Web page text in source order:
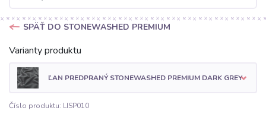
SPÄŤ DO STONEWASHED PREMIUM
Varianty produktu
ĽAN PREDPRANÝ STONEWASHED PREMIUM DARK GREY
Číslo produktu: LISP010